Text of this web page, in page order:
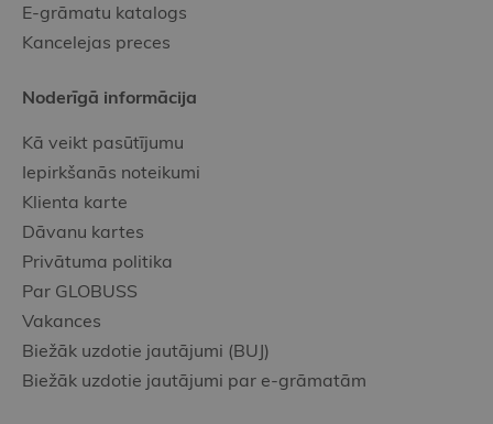
E-grāmatu katalogs
Kancelejas preces
Noderīgā informācija
Kā veikt pasūtījumu
Iepirkšanās noteikumi
Klienta karte
Dāvanu kartes
Privātuma politika
Par GLOBUSS
Vakances
Biežāk uzdotie jautājumi (BUJ)
Biežāk uzdotie jautājumi par e-grāmatām